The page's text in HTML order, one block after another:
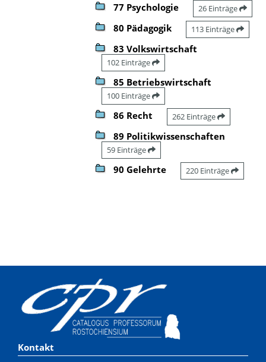
77 Psychologie 26 Einträge
80 Pädagogik 113 Einträge
83 Volkswirtschaft
102 Einträge
85 Betriebswirtschaft
100 Einträge
86 Recht 262 Einträge
89 Politikwissenschaften
59 Einträge
90 Gelehrte 220 Einträge
Kontakt